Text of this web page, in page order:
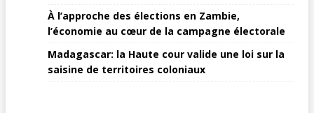
À l’approche des élections en Zambie,
l’économie au cœur de la campagne électorale
Madagascar: la Haute cour valide une loi sur la
saisine de territoires coloniaux